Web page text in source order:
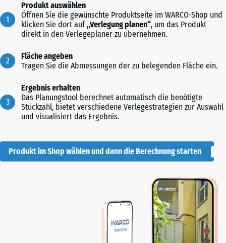
Produkt auswählen
Öffnen Sie die gewünschte Produktseite im WARCO-Shop und
klicken Sie dort auf„Verlegung planen“, um das Produkt
direkt in den Verlegeplaner zu übernehmen.
Fläche angeben
Tragen Sie die Abmessungen der zu belegenden Fläche ein.
Ergebnis erhalten
Das Planungstool berechnet automatisch die benötigte
Stückzahl, bietet verschiedene Verlegestrategien zur Auswahl
und visualisiert das Ergebnis.
Produkt im Shop wählen und dann die Berechnung starten